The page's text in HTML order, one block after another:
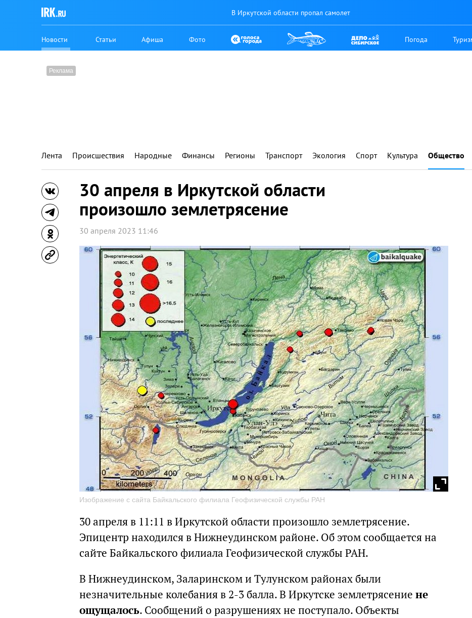
В Иркутской области пропал самолет
Новости Статьи Афиша Фото Погода
Лента Происшествия Народные Финансы Регионы Транспорт Экология Спорт Культура Общество
30 апреля в Иркутской области
произошло землетрясение
30 апреля 2023 11:46
Изображение с сайта Байкальского филиала Геофизической службы РАН
30 апреля в 11:11 в Иркутской области произошло землетрясение.
Эпицентр находился в Нижнеудинском районе. Об этом сообщается на
сайте Байкальского филиала Геофизической службы РАН.
В Нижнеудинском, Заларинском и Тулунском районах были
незначительные колебания в 2-3 балла. В Иркутске землетрясение не
ощущалось. Сообщений о разрушениях не поступало. Объекты